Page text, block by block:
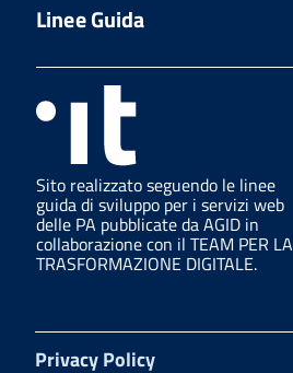
Linee Guida
Sito realizzato seguendo le linee
guida di sviluppo per i servizi web
delle PA pubblicate da AGID in
collaborazione con il TEAM PER LA
TRASFORMAZIONE DIGITALE.
Privacy Policy